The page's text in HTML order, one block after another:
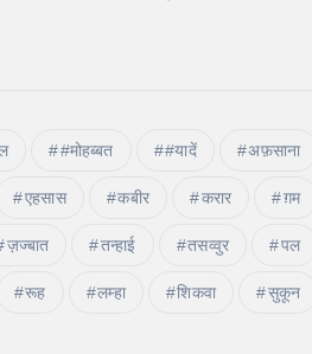
#मोहब्बत #यादें अफ़साना
एहसास कबीर करार ग़म
ज़ज्बात तन्हाई तसव्वुर पल
रूह लम्हा शिकवा सुकून